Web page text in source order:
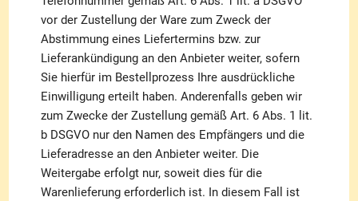
vor der Zustellung der Ware zum Zweck der
Abstimmung eines Liefertermins bzw. zur
Lieferankündigung an den Anbieter weiter, sofern
Sie hierfür im Bestellprozess Ihre ausdrückliche
Einwilligung erteilt haben. Anderenfalls geben wir
zum Zwecke der Zustellung gemäß Art. 6 Abs. 1 lit.
b DSGVO nur den Namen des Empfängers und die
Lieferadresse an den Anbieter weiter. Die
Weitergabe erfolgt nur, soweit dies für die
Warenlieferung erforderlich ist. In diesem Fall ist